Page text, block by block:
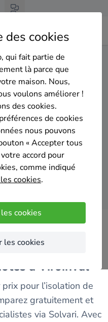
des cookies
qui fait partie de
là parce que
maison. Nous,
voulons améliorer !
des cookies.
de cookies
nous pouvons
« Accepter tous
accord pour
comme indiqué
cookies.
cookies
les cookies
engagement
à Viroinval
devis
à Viroinval
pour l’isolation de
gratuitement et
via Solvari. Avec